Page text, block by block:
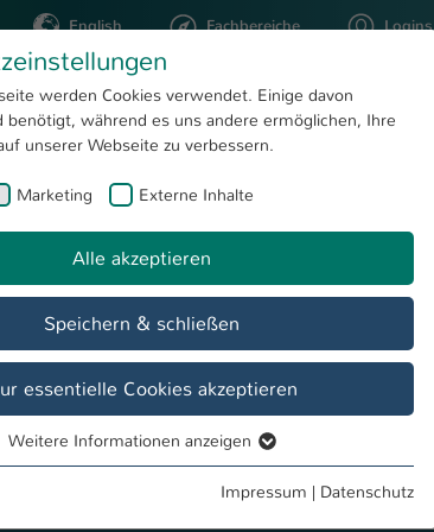
English Fachbereiche Logins
STUDIUM FORSCHUNG
werden Cookies verwendet. Einige davon
benötigt, während es uns andere ermöglichen, Ihre
unserer Webseite zu verbessern.
Marketing Externe Inhalte
Alle akzeptieren
Speichern & schließen
essentielle Cookies akzeptieren
werden für grundlegende Funktionen der
Weitere Informationen anzeigen
Impressum | Datenschutz